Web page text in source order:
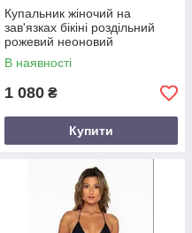
Купальник жіночий на
зав'язках бікіні роздільний
рожевий неоновий
В наявності
1 080 ₴
Купити